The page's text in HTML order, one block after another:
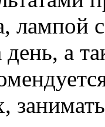
лампой
а